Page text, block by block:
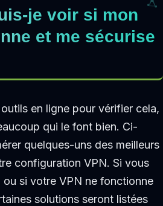
je voir si mon
et me sécurise
en ligne pour vérifier cela,
qui le font bien. Ci-
quelques-uns des meilleurs
configuration VPN. Si vous
si votre VPN ne fonctionne
solutions seront listées